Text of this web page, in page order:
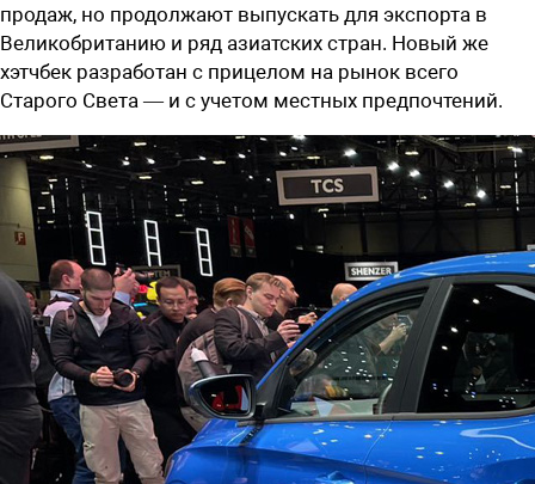
продаж, но продолжают выпускать для экспорта в
Великобританию и ряд азиатских стран. Новый же
хэтчбек разработан с прицелом на рынок всего
Старого Света — и с учетом местных предпочтений.